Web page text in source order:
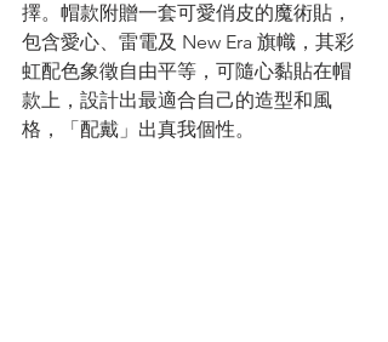
擇。帽款附贈一套可愛俏皮的魔術貼，
包含愛心、雷電及 New Era 旗幟，其彩
虹配色象徵自由平等，可隨心黏貼在帽
款上，設計出最適合自己的造型和風
格，「配戴」出真我個性。